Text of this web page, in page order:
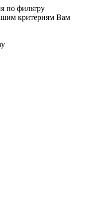
по фильтру
критериям Вам